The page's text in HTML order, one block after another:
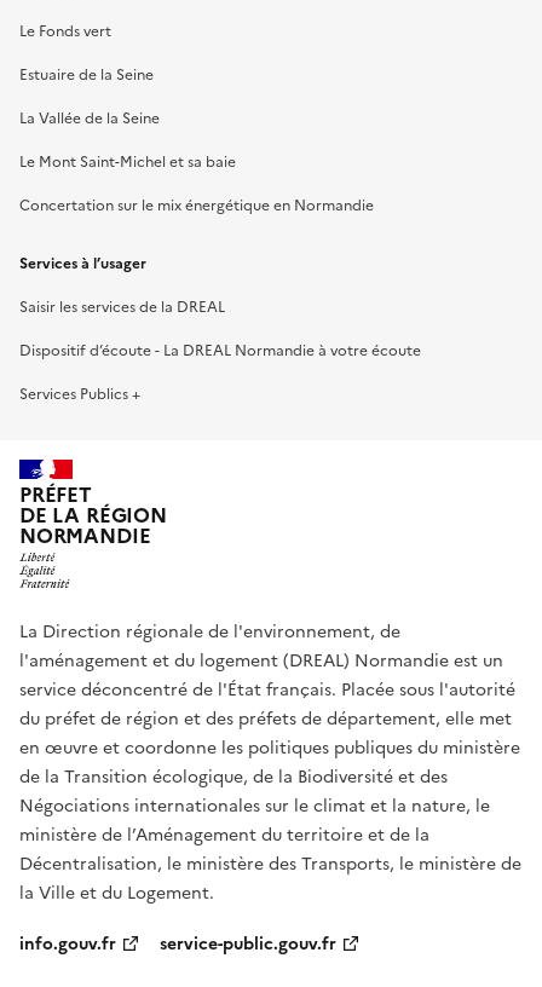
Le Fonds vert
Estuaire de la Seine
La Vallée de la Seine
Le Mont Saint-Michel et sa baie
Concertation sur le mix énergétique en Normandie
Services à l’usager
Saisir les services de la DREAL
Dispositif d’écoute - La DREAL Normandie à votre écoute
Services Publics +
PRÉFET
DE LA RÉGION
NORMANDIE
La Direction régionale de l'environnement, de
l'aménagement et du logement (DREAL) Normandie est un
service déconcentré de l'État français. Placée sous l'autorité
du préfet de région et des préfets de département, elle met
en œuvre et coordonne les politiques publiques du ministère
de la Transition écologique, de la Biodiversité et des
Négociations internationales sur le climat et la nature, le
ministère de l’Aménagement du territoire et de la
Décentralisation, le ministère des Transports, le ministère de
la Ville et du Logement.
info.gouv.fr
service-public.gouv.fr